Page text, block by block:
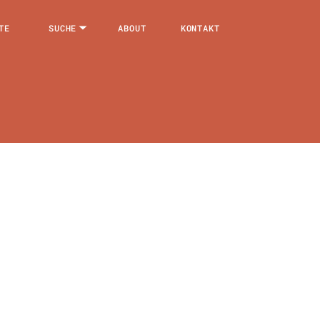
SUCHE ABOUT KONTAKT